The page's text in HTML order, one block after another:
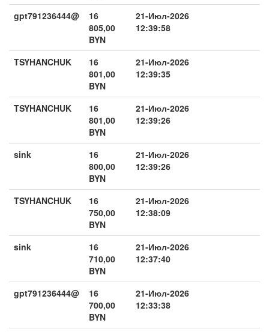
gpt791236444@
16
805,00
BYN
21-Июл-2026
12:39:58
TSYHANCHUK
16
801,00
BYN
21-Июл-2026
12:39:35
TSYHANCHUK
16
801,00
BYN
21-Июл-2026
12:39:26
sink
16
800,00
BYN
21-Июл-2026
12:39:26
TSYHANCHUK
16
750,00
BYN
21-Июл-2026
12:38:09
sink
16
710,00
BYN
21-Июл-2026
12:37:40
gpt791236444@
16
700,00
BYN
21-Июл-2026
12:33:38